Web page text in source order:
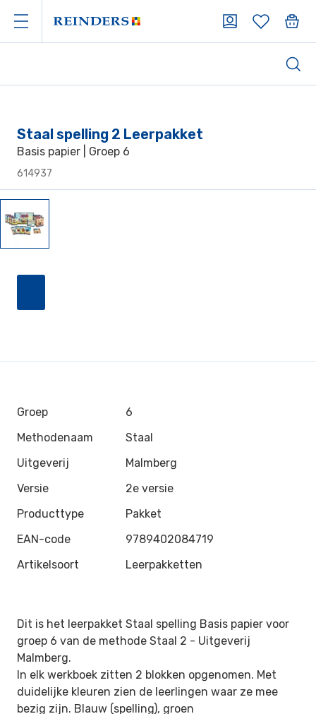
Staal spelling 2 Leerpakket
Basis papier | Groep 6
614937
Groep
6
Methodenaam
Staal
Uitgeverij
Malmberg
Versie
2e versie
Producttype
Pakket
EAN-code
9789402084719
Artikelsoort
Leerpakketten
Dit is het leerpakket Staal spelling Basis papier voor
groep 6 van de methode Staal 2 - Uitgeverij
Malmberg.
In elk werkboek zitten 2 blokken opgenomen. Met
duidelijke kleuren zien de leerlingen waar ze mee
bezig zijn. Blauw (spelling), groen